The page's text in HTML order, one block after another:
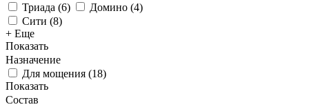
Триада (6) Домино (4)
Сити (8)
+ Еще
Показать
Назначение
Для мощения (18)
Показать
Состав